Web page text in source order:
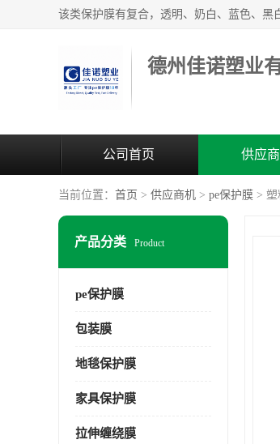
德州佳诺塑业
公司首页 供应
当前位置： 首页 > 供应商机 > pe保护膜 > 塑
产品分类 Product
pe保护膜
包装膜
地毯保护膜
家具保护膜
拉伸缠绕膜